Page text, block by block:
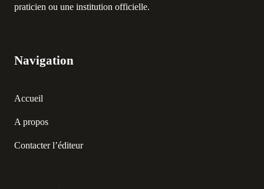
praticien ou une institution officielle.
Navigation
Accueil
A propos
Contacter l’éditeur